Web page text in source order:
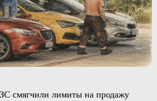
смягчили лимиты на продажу